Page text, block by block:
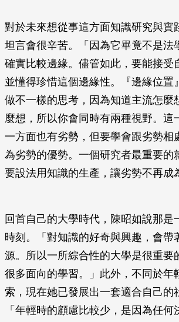
對於未來想從事這方面知識研究與實
坦言會很辛苦。「因為它畢竟不是法
確實比較邊緣。儘管如此，要能接受
並懂得珍惜這個邊緣性。『邊緣位置
做不一樣的思考，因為知道主流怎麼
麼想，所以你會同時有兩種視野。這
一方面也有劣勢，但要學會跟劣勢相
為劣勢的優勢。一個研究者最重要的
要設法用知識的生產，讓劣勢不再成
回首自己的大學時代，陳昭如說那是
時刻。「對知識的好奇與興趣，會帶
源。所以一所綜合性的大學是很重要
很多面向的學習。」此外，不同於年
索，現在她已發展出一套適合自己的
「年輕時的顧慮比較少，是因為任何